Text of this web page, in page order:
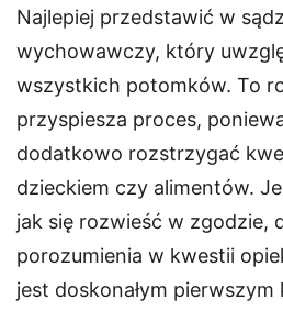
Najlepiej przedstawić w
wychowawczy, który
wszystkich potomków. To
przyspiesza proces,
dodatkowo rozstrzygać
dzieckiem czy alimentów.
jak się rozwieść w zgodzie,
porozumienia w kwestii
jest doskonałym pierwszym